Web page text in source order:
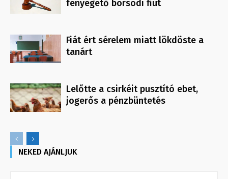
fenyegető borsodi fiút
Fiát ért sérelem miatt lökdöste a
tanárt
Lelőtte a csirkéit pusztító ebet,
jogerős a pénzbüntetés
NEKED AJÁNLJUK